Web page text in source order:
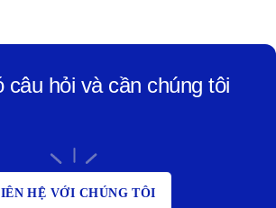
câu hỏi và cần chúng tôi
HỆ VỚI CHÚNG TÔI